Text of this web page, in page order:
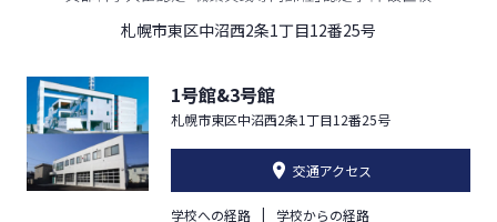
札幌市東区中沼西2条1丁目12番25号
1号館&3号館
札幌市東区中沼西2条1丁目12番25号
交通アクセス
学校への経路 学校からの経路